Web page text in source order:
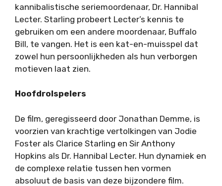
kannibalistische seriemoordenaar, Dr. Hannibal
Lecter. Starling probeert Lecter’s kennis te
gebruiken om een andere moordenaar, Buffalo
Bill, te vangen. Het is een kat-en-muisspel dat
zowel hun persoonlijkheden als hun verborgen
motieven laat zien.
Hoofdrolspelers
De film, geregisseerd door Jonathan Demme, is
voorzien van krachtige vertolkingen van Jodie
Foster als Clarice Starling en Sir Anthony
Hopkins als Dr. Hannibal Lecter. Hun dynamiek en
de complexe relatie tussen hen vormen
absoluut de basis van deze bijzondere film.